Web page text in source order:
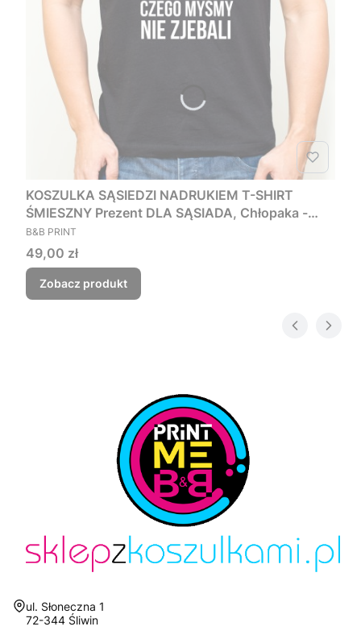
KOSZULKA SĄSIEDZI NADRUKIEM T-SHIRT
ŚMIESZNY Prezent DLA SĄSIADA, Chłopaka -
Czego myśmy nie zjebali
PRODUCENT
B&B PRINT
Cena
49,00 zł
Zobacz produkt
Adres:
ul. Słoneczna 1
72-344 Śliwin